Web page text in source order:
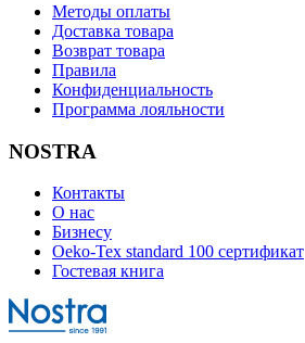
Методы оплаты
Доставка товара
Возврат товара
Правила
Конфиденциальность
Программа лояльности
NOSTRA
Контакты
О нас
Бизнесу
Oeko-Tex standard 100 сертификат
Гостевая книга